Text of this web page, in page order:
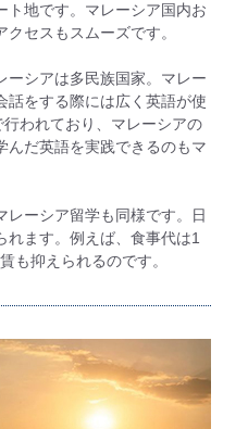
ト地です。マレーシア国内お
セスもスムーズです。
ーシアは多民族国家。マレー
話をする際には広く英語が使
われており、マレーシアの
んだ英語を実践できるのもマ
レーシア留学も同様です。日
ます。例えば、食事代は1
も抑えられるのです。